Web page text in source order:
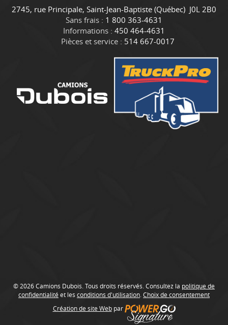
C
o
n
t
a
C
a
m
i
o
b
2745, rue Principale, Saint-Jean-Baptiste (Québec) J0L 2B0
Sans frais : 1 800 363-4631
Informations : 450 464-4631
Pièces et service : 514 667-0017
© 2026 Camions Dubois. Tous droits réservés. Consultez la politique de
confidentialité et les conditions d'utilisation.Choix de consentement
Création de site Webpar